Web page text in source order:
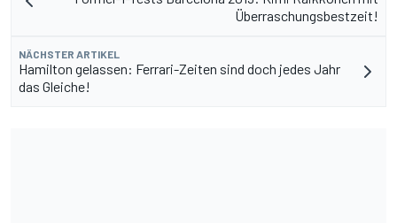
Überraschungsbestzeit!
NÄCHSTER ARTIKEL
Hamilton gelassen: Ferrari-Zeiten sind doch jedes Jahr
das Gleiche!